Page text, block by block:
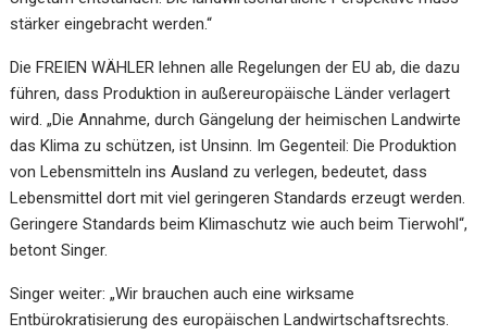
stärker eingebracht werden.“
Die FREIEN WÄHLER lehnen alle Regelungen der EU ab, die dazu
führen, dass Produktion in außereuropäische Länder verlagert
wird. „Die Annahme, durch Gängelung der heimischen Landwirte
das Klima zu schützen, ist Unsinn. Im Gegenteil: Die Produktion
von Lebensmitteln ins Ausland zu verlegen, bedeutet, dass
Lebensmittel dort mit viel geringeren Standards erzeugt werden.
Geringere Standards beim Klimaschutz wie auch beim Tierwohl“,
betont Singer.
Singer weiter: „Wir brauchen auch eine wirksame
Entbürokratisierung des europäischen Landwirtschaftsrechts.